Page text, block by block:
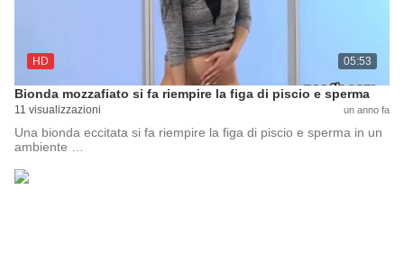
HD 05:53
Bionda mozzafiato si fa riempire la figa di piscio e sperma
11 visualizzazioni un anno fa
Una bionda eccitata si fa riempire la figa di piscio e sperma in un
ambiente …